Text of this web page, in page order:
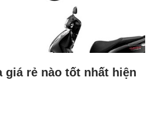
giá rẻ nào tốt nhất hiện